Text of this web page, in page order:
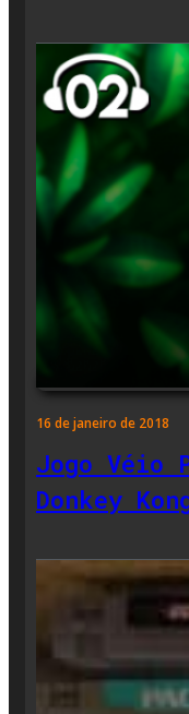
16 de janeiro de 2018
Jogo Véio
Donkey